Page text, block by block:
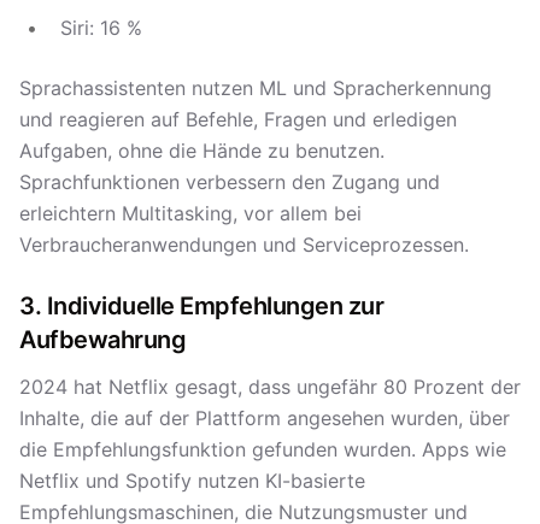
Siri: 16 %
Sprachassistenten nutzen ML und Spracherkennung
und reagieren auf Befehle, Fragen und erledigen
Aufgaben, ohne die Hände zu benutzen.
Sprachfunktionen verbessern den Zugang und
erleichtern Multitasking, vor allem bei
Verbraucheranwendungen und Serviceprozessen.
3. Individuelle Empfehlungen zur
Aufbewahrung
2024 hat Netflix gesagt, dass ungefähr 80 Prozent der
Inhalte, die auf der Plattform angesehen wurden, über
die Empfehlungsfunktion gefunden wurden. Apps wie
Netflix und Spotify nutzen KI-basierte
Empfehlungsmaschinen, die Nutzungsmuster und